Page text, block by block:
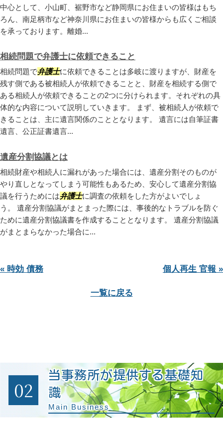
中心として、小山町、裾野市など静岡県にお住まいの皆様はもち
ろん、南足柄市など神奈川県にお住まいの皆様からも広くご相談
を承っております。離婚...
相続問題で弁護士に依頼できること
相続問題で弁護士に依頼できることは多岐に渡りますが、財産を
残す側である被相続人が依頼できることと、財産を相続する側で
ある相続人が依頼できることの2つに分けられます。それぞれの具
体的な内容について説明していきます。 まず、被相続人が依頼で
きることは、主に遺言関係のこととなります。 遺言には自筆証書
遺言、公正証書遺言...
遺産分割協議とは
相続財産や相続人に漏れがあった場合には、遺産分割そのものが
やり直しとなってしまう可能性もあるため、安心して遺産分割協
議を行うためには弁護士に調査の依頼をした方がよいでしょ
う。 遺産分割協議がまとまった際には、事後的なトラブルを防ぐ
ために遺産分割協議書を作成することとなります。 遺産分割協議
がまとまらなかった場合に...
« 時効 債務 個人再生 官報 »
一覧に戻る
02
当事務所が提供する基礎知
識
Main Business